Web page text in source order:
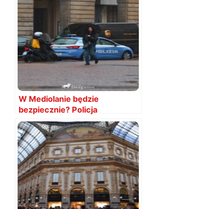
W Mediolanie będzie
bezpiecznie? Policja
zapowiada nowe porządki